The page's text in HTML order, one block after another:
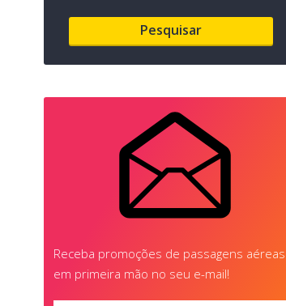
Receba promoções de passagens aéreas
em primeira mão no seu e-mail!